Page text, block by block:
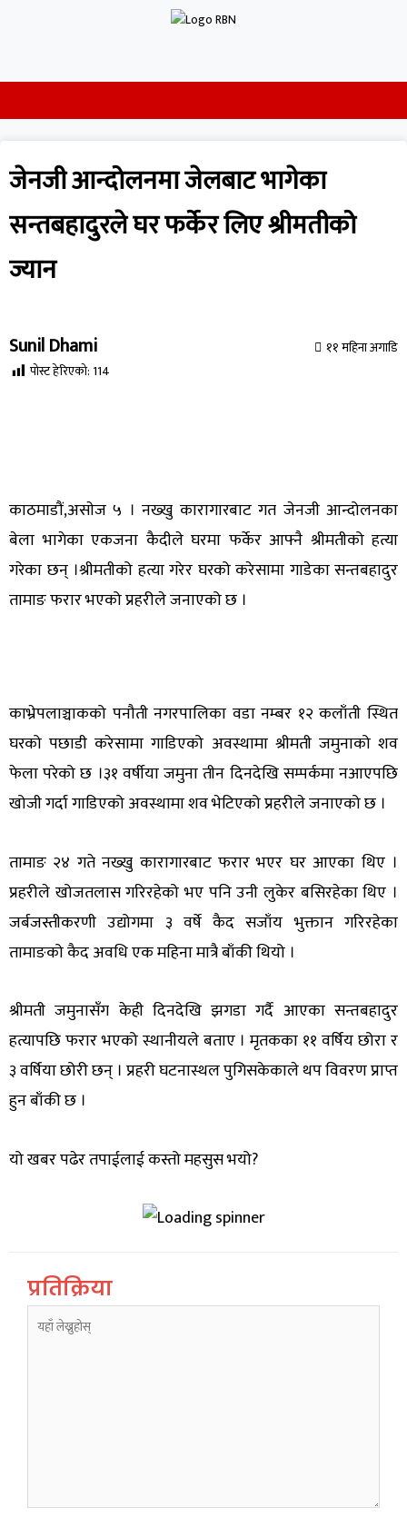
जेनजी आन्दोलनमा जेलबाट भागेका
सन्तबहादुरले घर फर्केर लिए श्रीमतीको
ज्यान
Sunil Dhami ११ महिना अगाडि
पोस्ट हेरिएको: 114
काठमाडौं,असाेज ५ । नख्खु कारागारबाट गत जेनजी आन्दोलनका
बेला भागेका एकजना कैदीले घरमा फर्केर आफ्नै श्रीमतीको हत्या
गरेका छन् ।श्रीमतीको हत्या गरेर घरको करेसामा गाडेका सन्तबहादुर
तामाङ फरार भएको प्रहरीले जनाएको छ ।
काभ्रेपलाञ्चाकको पनौती नगरपालिका वडा नम्बर १२ कलाँती स्थित
घरको पछाडी करेसामा गाडिएको अवस्थामा श्रीमती जमुनाको शव
फेला परेको छ ।३१ वर्षीया जमुना तीन दिनदेखि सम्पर्कमा नआएपछि
खोजी गर्दा गाडिएको अवस्थामा शव भेटिएको प्रहरीले जनाएको छ ।
तामाङ २४ गते नख्खु कारागारबाट फरार भएर घर आएका थिए ।
प्रहरीले खोजतलास गरिरहेको भए पनि उनी लुकेर बसिरहेका थिए ।
जर्बजस्तीकरणी उद्योगमा ३ वर्षे कैद सजाँय भुक्तान गरिरहेका
तामाङको कैद अवधि एक महिना मात्रै बाँकी थियो ।
श्रीमती जमुनासँग केही दिनदेखि झगडा गर्दै आएका सन्तबहादुर
हत्यापछि फरार भएको स्थानीयले बताए । मृतकका ११ वर्षिय छोरा र
३ वर्षिया छोरी छन् । प्रहरी घटनास्थल पुगिसकेकाले थप विवरण प्राप्त
हुन बाँकी छ ।
यो खबर पढेर तपाईलाई कस्तो महसुस भयो?
प्रतिक्रिया